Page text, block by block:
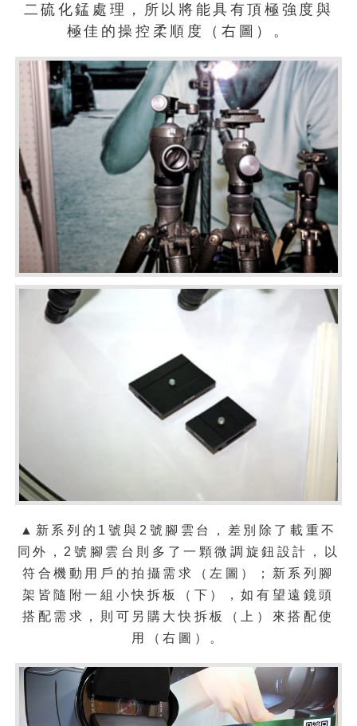
二硫化錳處理，所以將能具有頂極強度與
極佳的操控柔順度（右圖）。
▲新系列的1號與2號腳雲台，差別除了載重不
同外，2號腳雲台則多了一顆微調旋鈕設計，以
符合機動用戶的拍攝需求（左圖）；新系列腳
架皆隨附一組小快拆板（下），如有望遠鏡頭
搭配需求，則可另購大快拆板（上）來搭配使
用（右圖）。